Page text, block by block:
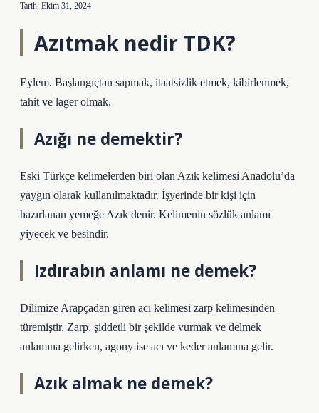
Tarih: Ekim 31, 2024
Azıtmak nedir TDK?
Eylem. Başlangıçtan sapmak, itaatsizlik etmek, kibirlenmek,
tahit ve lager olmak.
Azığı ne demektir?
Eski Türkçe kelimelerden biri olan Azık kelimesi Anadolu’da
yaygın olarak kullanılmaktadır. İşyerinde bir kişi için
hazırlanan yemeğe Azık denir. Kelimenin sözlük anlamı
yiyecek ve besindir.
Izdırabın anlamı ne demek?
Dilimize Arapçadan giren acı kelimesi zarp kelimesinden
türemiştir. Zarp, şiddetli bir şekilde vurmak ve delmek
anlamına gelirken, agony ise acı ve keder anlamına gelir.
Azık almak ne demek?